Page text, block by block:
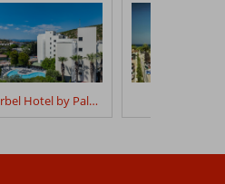
Marbel Hotel by Palm Wings